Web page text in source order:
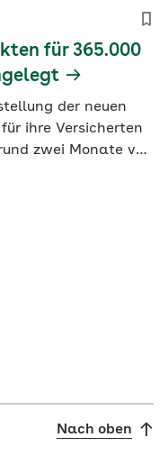
Berlin von Ärztinnen
für 365.000
der neuen
ihre Versicherten
zwei Monate vor
haben der
Nach oben